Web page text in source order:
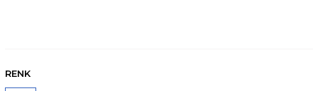
RENK